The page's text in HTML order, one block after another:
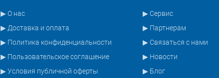
▶ О нас
▶ Доставка и оплата
▶ Политика конфиденциальности
▶ Пользовательское соглашение
▶ Условия публичной оферты
▶ Сервис
▶ Партнерам
▶ Связаться с нами
▶ Новости
▶ Блог